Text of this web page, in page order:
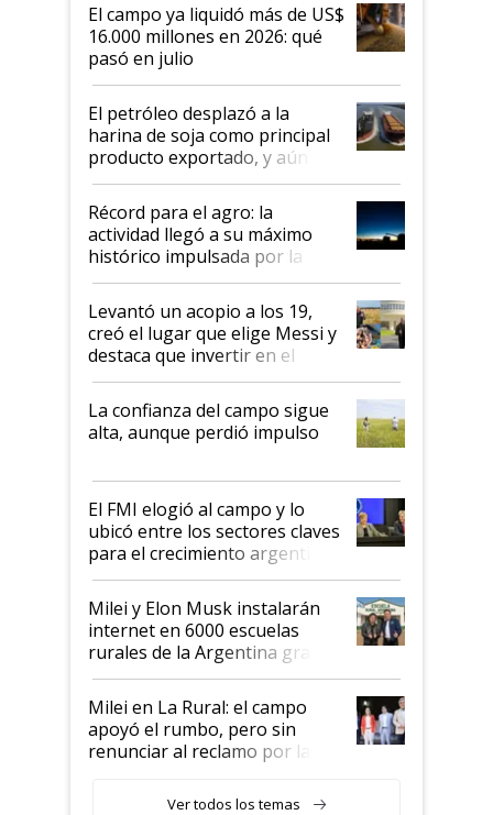
El campo ya liquidó más de US$
16.000 millones en 2026: qué
pasó en julio
El petróleo desplazó a la
harina de soja como principal
producto exportado, y aún así
el agro aportó casi seis de cada
diez dólares y sostuvo el
liderazgo en un semestre
récord
Récord para el agro: la
actividad llegó a su máximo
histórico impulsada por la
cosecha y las exportaciones
Levantó un acopio a los 19,
creó el lugar que elige Messi y
destaca que invertir en el
kirchnerismo era como "darle
plata a un hijo para droga":
Juan Félix Rossetti, el libertario
que de una dura crisis salió
de Milei
La confianza del campo sigue
alta, aunque perdió impulso
El FMI elogió al campo y lo
ubicó entre los sectores claves
para el crecimiento argentino
Milei y Elon Musk instalarán
internet en 6000 escuelas
rurales de la Argentina gracias
a un acuerdo con Starlink
Milei en La Rural: el campo
apoyó el rumbo, pero sin
renunciar al reclamo por las
Ver todos los temas